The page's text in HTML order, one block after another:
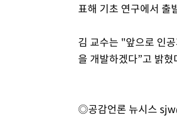
표해 기초 연구에서 출
김 교수는 "앞으로 인
을 개발하겠다”고 밝혔
◎공감언론 뉴시스